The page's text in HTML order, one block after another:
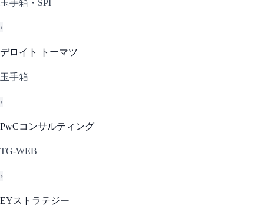
玉手箱・SPI
›
デロイト トーマツ
玉手箱
›
PwCコンサルティング
TG-WEB
›
EYストラテジー